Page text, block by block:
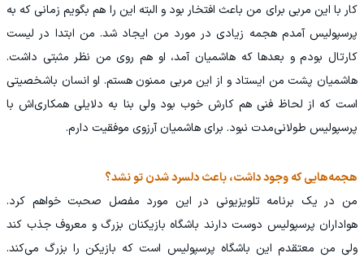
کار با این مربی برای من باعث افتخار بود و البته این را هم بگویم زمانی که به
پرسپولیس آمدم هجمه زیادی در مورد من ایجاد شد. من ابتدا در لیست
کارتال بودم و بعدها که هاشمیان آمد، او هم روی من نظر مثبتی داشت.
هاشمیان پشت من ایستاد و از این مربی ممنون هستم. او انسان باشخصیتی
است که از لحاظ فنی هم کارش خوب بود ولی بنا به دلایلی همکاری‌اش با
پرسپولیس طولانی‌مدت نبود. برای هاشمیان آرزوی موفقیت دارم.
هجمه‌هایی که وجود داشت، باعث دلسرد شدن تو نشد؟
من در یک برنامه تلویزیونی در این مورد مفصل صحبت خواهم کرد.
هواداران پرسپولیس دوست دارند باشگاه بازیکنان بزرگ و معروف جذب کند
ولی من معتقدم این باشگاه پرسپولیس است که بازیکن را بزرگ می‌کند.